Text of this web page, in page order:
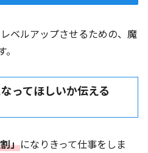
ベルアップさせるための、魔
ってほしいか伝える
」になりきって仕事をしま